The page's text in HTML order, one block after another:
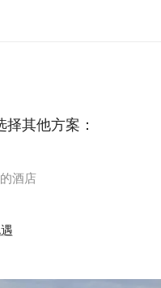
其他方案：
酒店